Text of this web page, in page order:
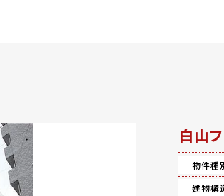
白山
物件種
建物構